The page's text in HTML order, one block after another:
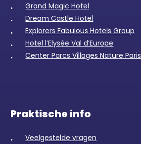
Grand Magic Hotel
Dream Castle Hotel
Explorers Fabulous Hotels Group
Hotel l’Elysée Val d’Europe
Center Parcs Villages Nature Paris
Praktische info
Veelgestelde vragen